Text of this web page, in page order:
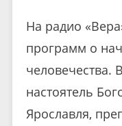
На радио
программ о
человечества.
настоятель
Ярославля,